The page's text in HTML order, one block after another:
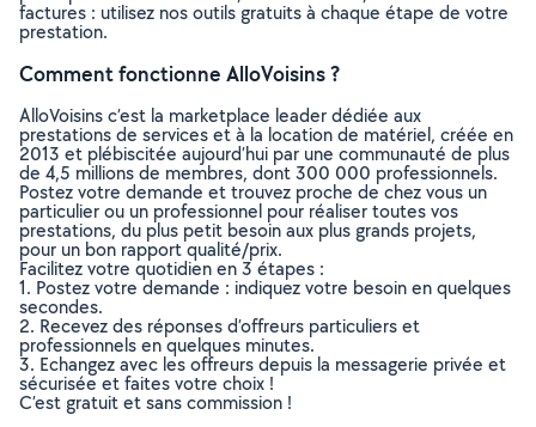
factures : utilisez nos outils gratuits à chaque étape de votre
prestation.
Comment fonctionne AlloVoisins ?
AlloVoisins c’est la marketplace leader dédiée aux
prestations de services et à la location de matériel, créée en
2013 et plébiscitée aujourd’hui par une communauté de plus
de 4,5 millions de membres, dont 300 000 professionnels.
Postez votre demande et trouvez proche de chez vous un
particulier ou un professionnel pour réaliser toutes vos
prestations, du plus petit besoin aux plus grands projets,
pour un bon rapport qualité/prix.
Facilitez votre quotidien en 3 étapes :
1. Postez votre demande : indiquez votre besoin en quelques
secondes.
2. Recevez des réponses d’offreurs particuliers et
professionnels en quelques minutes.
3. Echangez avec les offreurs depuis la messagerie privée et
sécurisée et faites votre choix !
C’est gratuit et sans commission !